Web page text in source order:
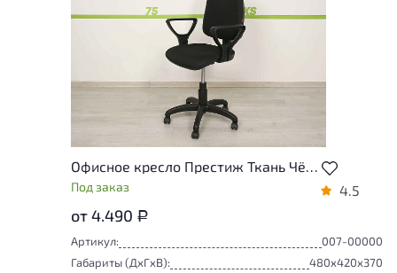
Офисное кресло Престиж Ткань Чёрный Россия
Под заказ 4.5
от 4.490 Р
Артикул:
007-00000
Габариты (ДxГxВ):
480x420x370